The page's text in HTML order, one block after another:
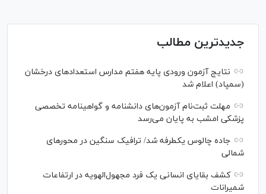
جدیدترین مطالب
نتایج آزمون ورودی پایه هفتم مدارس استعدادهای درخشان
(سمپاد) اعلام شد
مهلت ثبت‌نام آزمون‌های دانشنامه و گواهینامه تخصصی
پزشکی امشب به پایان می‌رسد
جاده چالوس یکطرفه شد/ ترافیک سنگین در محورهای
شمالی
کشف بقایای انسانی یک فرد مجهول‌الهویه در ارتفاعات
شمیرانات